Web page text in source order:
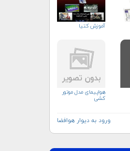
آموزش کتیا
هواپیمای مدل موتور
کشی
ورود به دیوار هوافضا